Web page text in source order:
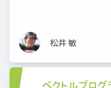
松井 敏